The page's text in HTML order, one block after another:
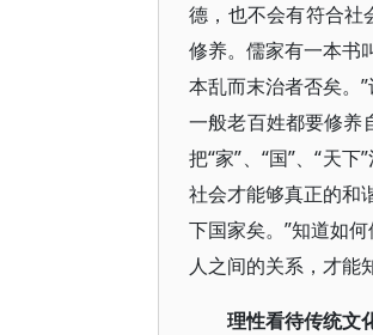
德，也不会有符合社
修养。儒家有一本书
本乱而末治者否矣。
一般老百姓都要修养
把“家”、“国”、“天
社会才能够真正的和
下国家矣。”知道如
人之间的关系，才能
理性看待传统文